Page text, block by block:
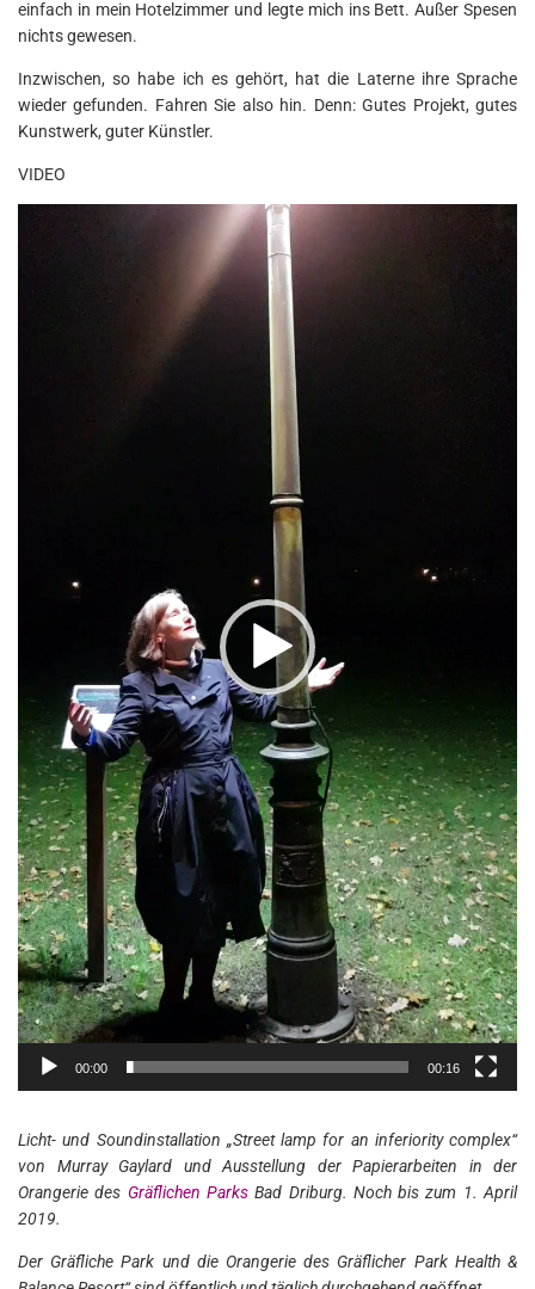
einfach in mein Hotelzimmer und legte mich ins Bett. Außer Spesen
nichts gewesen.
Inzwischen, so habe ich es gehört, hat die Laterne ihre Sprache
wieder gefunden. Fahren Sie also hin. Denn: Gutes Projekt, gutes
Kunstwerk, guter Künstler.
VIDEO
00:00 00:16
Licht- und Soundinstallation „Street lamp for an inferiority complex“
von Murray Gaylard und Ausstellung der Papierarbeiten in der
Orangerie des Gräflichen ParksBad Driburg. Noch bis zum 1. April
2019.
Der Gräfliche Park und die Orangerie des Gräflicher Park Health &